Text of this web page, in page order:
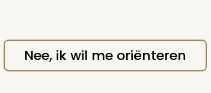
Nee, ik wil me oriënteren